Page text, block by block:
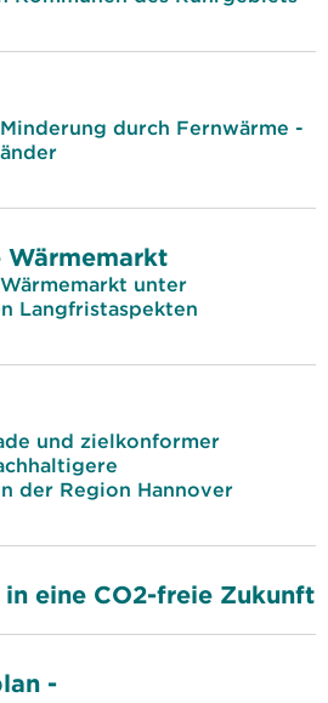
durch Fernwärme -
Wärmemarkt
unter
Langfristaspekten
und zielkonformer
der Region Hannover
in eine CO2-freie Zukunft
-